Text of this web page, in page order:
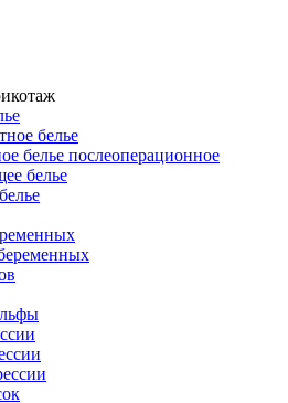
белье
белье послеоперационное
белье